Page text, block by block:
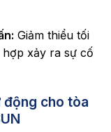
Giảm thiểu tối
xảy ra sự cố
cho tòa